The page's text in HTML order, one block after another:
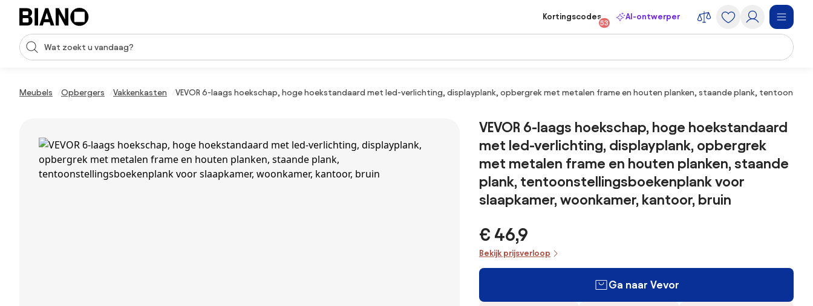
Navigatie overslaan, naar inhoud springen
Zoekopdracht invoeren
Kortingscodes
53
AI-ontwerper
Meubels Opbergers Vakkenkasten VEVOR 6-laags hoekschap, hoge hoekstandaard met led-verlichting, displayplank, opbergrek met metalen frame en houten planken, staande plank,
VEVOR 6-laags hoekschap, hoge hoekstandaard
met led-verlichting, displayplank, opbergrek
met metalen frame en houten planken, staande
plank, tentoonstellingsboekenplank voor
slaapkamer, woonkamer, kantoor, bruin
€ 46,9
Bekijk prijsverloop
Ga naar Vevor